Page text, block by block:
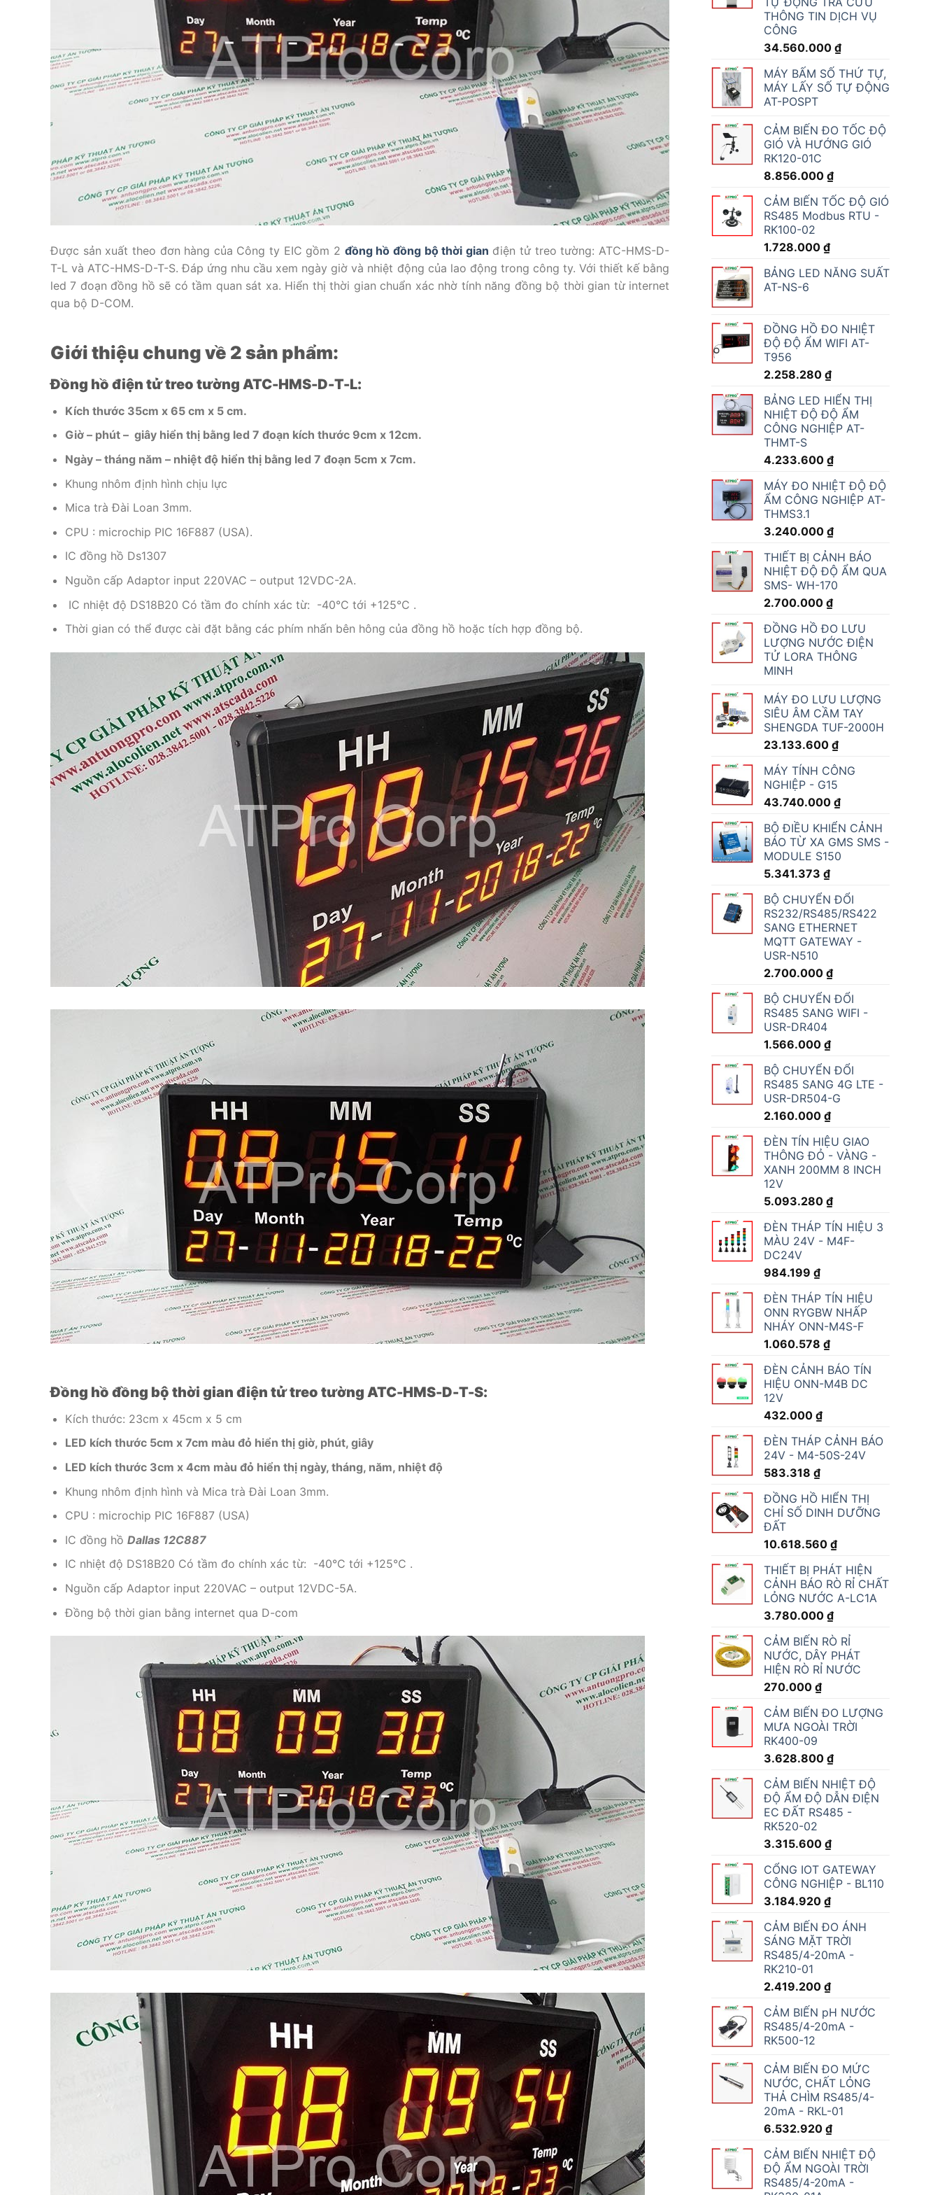
Được sản xuất theo đơn hàng của Công ty EIC gồm 2 đồng hồ đồng bộ thời gian điện tử treo tường: ATC-HMS-D-
T-L và ATC-HMS-D-T-S. Đáp ứng nhu cầu xem ngày giờ và nhiệt động của lao động trong công ty. Với thiết kế bằng
led 7 đoạn đồng hồ sẽ có tầm quan sát xa. Hiển thị thời gian chuẩn xác nhờ tính năng đồng bộ thời gian từ internet
qua bộ D-COM.
Giới thiệu chung về 2 sản phẩm:
Đồng hồ điện tử treo tường ATC-HMS-D-T-L:
Kích thước 35cm x 65 cm x 5 cm.
Giờ – phút – giây hiển thị bằng led 7 đoạn kích thước 9cm x 12cm.
Ngày – tháng năm – nhiệt độ hiển thị bằng led 7 đoạn 5cm x 7cm.
Khung nhôm định hình chịu lực
Mica trà Đài Loan 3mm.
CPU : microchip PIC 16F887 (USA).
IC đồng hồ Ds1307
Nguồn cấp Adaptor input 220VAC – output 12VDC-2A.
IC nhiệt độ DS18B20 Có tầm đo chính xác từ: -40°C tới +125°C .
Thời gian có thể được cài đặt bằng các phím nhấn bên hông của đồng hồ hoặc tích hợp đồng bộ.
Đồng hồ đồng bộ thời gian điện tử treo tường ATC-HMS-D-T-S:
Kích thước: 23cm x 45cm x 5 cm
LED kích thước 5cm x 7cm màu đỏ hiển thị giờ, phút, giây
LED kích thước 3cm x 4cm màu đỏ hiển thị ngày, tháng, năm, nhiệt độ
Khung nhôm định hình và Mica trà Đài Loan 3mm.
CPU : microchip PIC 16F887 (USA)
IC đồng hồ Dallas 12C887
IC nhiệt độ DS18B20 Có tầm đo chính xác từ: -40°C tới +125°C .
Nguồn cấp Adaptor input 220VAC – output 12VDC-5A.
Đồng bộ thời gian bằng internet qua D-com
THÔNG TIN DỊCH VỤ
CÔNG
34.560.000 ₫
MÁY BẤM SỐ THỨ TỰ,
MÁY LẤY SỐ TỰ ĐỘNG
AT-POSPT
CẢM BIẾN ĐO TỐC ĐỘ
GIÓ VÀ HƯỚNG GIÓ
RK120-01C
8.856.000 ₫
CẢM BIẾN TỐC ĐỘ GIÓ
RS485 Modbus RTU -
RK100-02
1.728.000 ₫
BẢNG LED NĂNG SUẤT
AT-NS-6
ĐỒNG HỒ ĐO NHIỆT
ĐỘ ĐỘ ẨM WIFI AT-
T956
2.258.280 ₫
BẢNG LED HIỂN THỊ
NHIỆT ĐỘ ĐỘ ẨM
CÔNG NGHIỆP AT-
THMT-S
4.233.600 ₫
MÁY ĐO NHIỆT ĐỘ ĐỘ
ẨM CÔNG NGHIỆP AT-
THMS3.1
3.240.000 ₫
THIẾT BỊ CẢNH BÁO
NHIỆT ĐỘ ĐỘ ẨM QUA
SMS- WH-170
2.700.000 ₫
ĐỒNG HỒ ĐO LƯU
LƯỢNG NƯỚC ĐIỆN
TỬ LORA THÔNG
MINH
MÁY ĐO LƯU LƯỢNG
SIÊU ÂM CẦM TAY
SHENGDA TUF-2000H
23.133.600 ₫
MÁY TÍNH CÔNG
NGHIỆP - G15
43.740.000 ₫
BỘ ĐIỀU KHIỂN CẢNH
BÁO TỪ XA GMS SMS -
MODULE S150
5.341.373 ₫
BỘ CHUYỂN ĐỔI
RS232/RS485/RS422
SANG ETHERNET
MQTT GATEWAY -
USR-N510
2.700.000 ₫
BỘ CHUYỂN ĐỔI
RS485 SANG WIFI -
USR-DR404
1.566.000 ₫
BỘ CHUYỂN ĐỔI
RS485 SANG 4G LTE -
USR-DR504-G
2.160.000 ₫
ĐÈN TÍN HIỆU GIAO
THÔNG ĐỎ - VÀNG -
XANH 200MM 8 INCH
12V
5.093.280 ₫
ĐÈN THÁP TÍN HIỆU 3
MÀU 24V - M4F-
DC24V
984.199 ₫
ĐÈN THÁP TÍN HIỆU
ONN RYGBW NHẤP
NHÁY ONN-M4S-F
1.060.578 ₫
ĐÈN CẢNH BÁO TÍN
HIỆU ONN-M4B DC
12V
432.000 ₫
ĐÈN THÁP CẢNH BÁO
24V - M4-50S-24V
583.318 ₫
ĐỒNG HỒ HIỂN THỊ
CHỈ SỐ DINH DƯỠNG
ĐẤT
10.618.560 ₫
THIẾT BỊ PHÁT HIỆN
CẢNH BÁO RÒ RỈ CHẤT
LỎNG NƯỚC A-LC1A
3.780.000 ₫
CẢM BIẾN RÒ RỈ
NƯỚC, DÂY PHÁT
HIỆN RÒ RỈ NƯỚC
270.000 ₫
CẢM BIẾN ĐO LƯỢNG
MƯA NGOÀI TRỜI
RK400-09
3.628.800 ₫
CẢM BIẾN NHIỆT ĐỘ
ĐỘ ẨM ĐỘ DẪN ĐIỆN
EC ĐẤT RS485 -
RK520-02
3.315.600 ₫
CỔNG IOT GATEWAY
CÔNG NGHIỆP - BL110
3.184.920 ₫
CẢM BIẾN ĐO ÁNH
SÁNG MẶT TRỜI
RS485/4-20mA -
RK210-01
2.419.200 ₫
CẢM BIẾN pH NƯỚC
RS485/4-20mA -
RK500-12
CẢM BIẾN ĐO MỨC
NƯỚC, CHẤT LỎNG
THẢ CHÌM RS485/4-
20mA - RKL-01
6.532.920 ₫
CẢM BIẾN NHIỆT ĐỘ
ĐỘ ẨM NGOÀI TRỜI
RS485/4-20mA -